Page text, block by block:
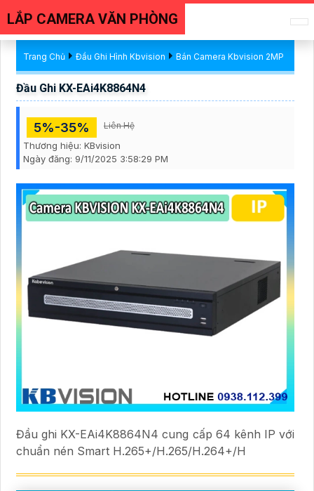
LẮP CAMERA VĂN PHÒNG
Trang Chủ Đầu Ghi Hình Kbvision Bán Camera Kbvision 2MP
Đầu Ghi KX-EAi4K8864N4
5%-35% Liên Hệ
Thương hiệu: KBvision
Ngày đăng: 9/11/2025 3:58:29 PM
Đầu ghi KX-EAi4K8864N4 cung cấp 64 kênh IP với
chuẩn nén Smart H.265+/H.265/H.264+/H